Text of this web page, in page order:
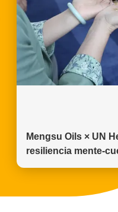
Mengsu Oils × UN
resiliencia mente-